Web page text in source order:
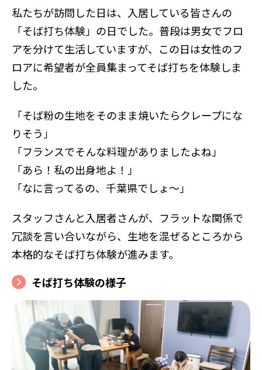
私たちが訪問した日は、入居している皆さんの
「そば打ち体験」の日でした。普段は男女でフロ
アを分けて生活していますが、この日は女性のフ
ロアに希望者が全員集まってそば打ちを体験しま
した。
「そば粉の生地をそのまま焼いたらクレープにな
りそう」
「フランスでそんな料理がありましたよね」
「あら！私の出身地よ！」
「なに言ってるの、千葉県でしょ～」
スタッフさんと入居者さんが、フラットな関係で
冗談を言い合いながら、生地を混ぜるところから
本格的なそば打ち体験が進みます。
そば打ち体験の様子